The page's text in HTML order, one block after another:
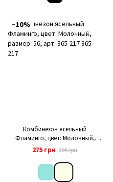
−10%
Комбинезон ясельный
Фламинго, цвет: Молочный,
размер: 56, арт. 365-217
275 грн 306 грн